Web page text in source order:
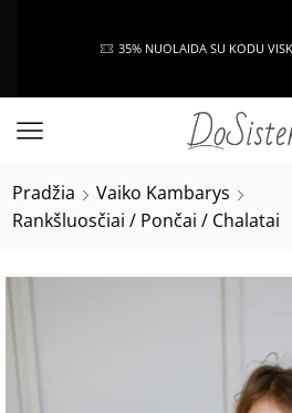
35% NUOLAIDA SU KODU
Pradžia
Vaiko Kambarys
Rankšluosčiai / Pončai / Chalatai